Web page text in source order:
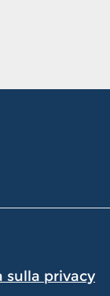
sulla privacy